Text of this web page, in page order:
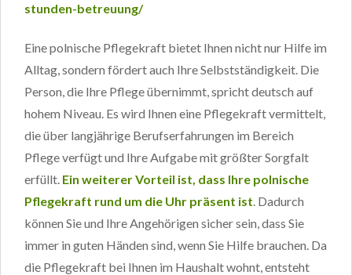
stunden-betreuung/
Eine polnische Pflegekraft bietet Ihnen nicht nur Hilfe im
Alltag, sondern fördert auch Ihre Selbstständigkeit. Die
Person, die Ihre Pflege übernimmt, spricht deutsch auf
hohem Niveau. Es wird Ihnen eine Pflegekraft vermittelt,
die über langjährige Berufserfahrungen im Bereich
Pflege verfügt und Ihre Aufgabe mit größter Sorgfalt
erfüllt. Ein weiterer Vorteil ist, dass Ihre polnische
Pflegekraft rund um die Uhr präsent ist. Dadurch
können Sie und Ihre Angehörigen sicher sein, dass Sie
immer in guten Händen sind, wenn Sie Hilfe brauchen. Da
die Pflegekraft bei Ihnen im Haushalt wohnt, entsteht